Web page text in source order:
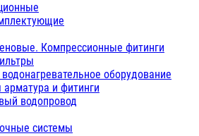
Компрессионные фитинги
оборудование
арматура и фитинги
водопровод
системы